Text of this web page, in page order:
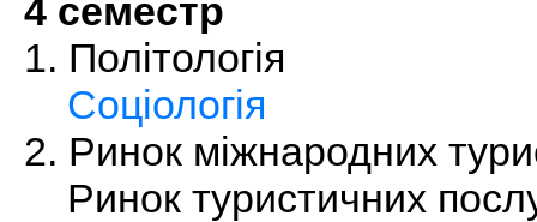
4 семестр
1. Політологія
Соціологія
2. Ринок міжнародних
Ринок туристичних